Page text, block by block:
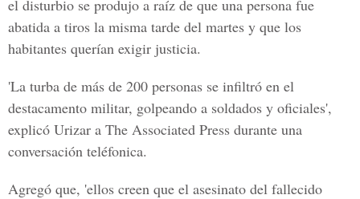
el disturbio se produjo a raíz de que una persona fue
abatida a tiros la misma tarde del martes y que los
habitantes querían exigir justicia.
'La turba de más de 200 personas se infiltró en el
destacamento militar, golpeando a soldados y oficiales',
explicó Urizar a The Associated Press durante una
conversación teléfonica.
Agregó que, 'ellos creen que el asesinato del fallecido